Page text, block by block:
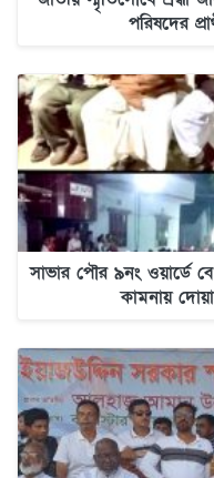
পরিষদের
সাভার পৌর ৯নং ওয়ার্ডে
কামনায়